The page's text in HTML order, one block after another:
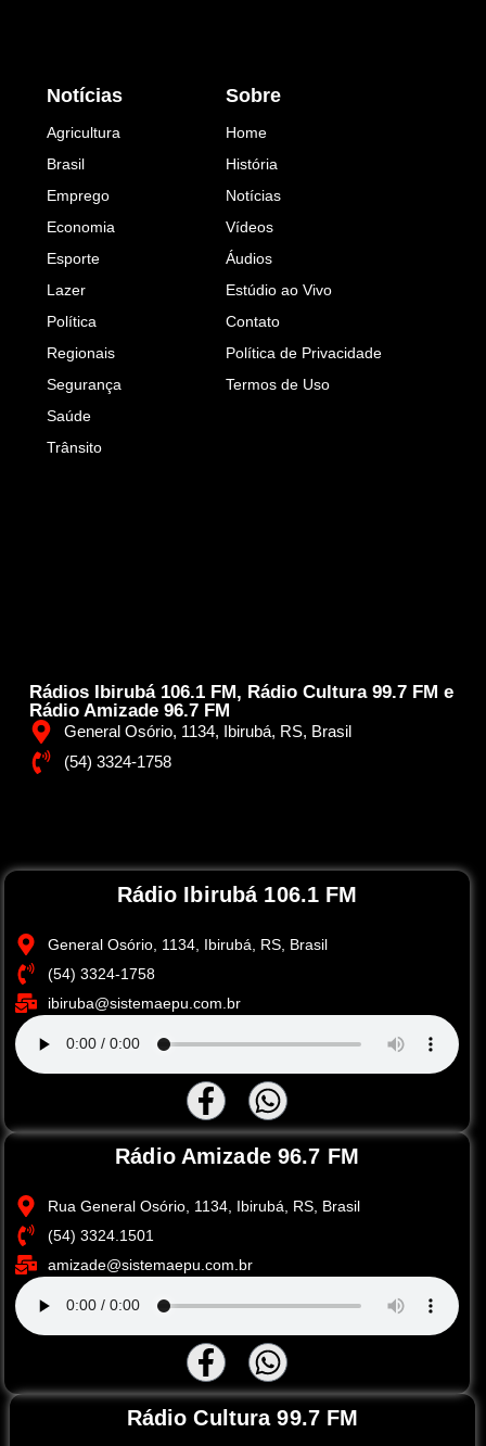
Rádios Ibirubá 106.1 FM, Rádio Cultura 99.7 FM e
Rádio Amizade 96.7 FM
General Osório, 1134, Ibirubá, RS, Brasil
(54) 3324-1758
Notícias
Agricultura
Brasil
Emprego
Economia
Esporte
Lazer
Política
Regionais
Segurança
Saúde
Trânsito
Sobre
Home
História
Notícias
Vídeos
Áudios
Estúdio ao Vivo
Contato
Política de Privacidade
Termos de Uso
Rádio Ibirubá 106.1 FM
General Osório, 1134, Ibirubá, RS, Brasil
(54) 3324-1758
ibiruba@sistemaepu.com.br
Rádio Amizade 96.7 FM
Rua General Osório, 1134, Ibirubá, RS, Brasil
(54) 3324.1501
amizade@sistemaepu.com.br
Rádio Cultura 99.7 FM